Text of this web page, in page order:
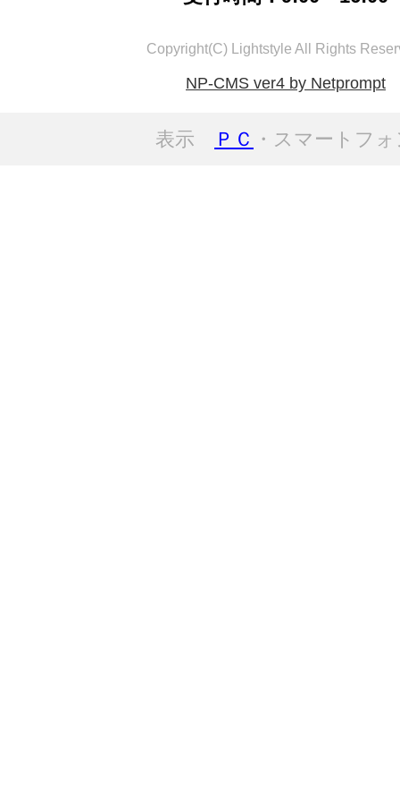
Copyright(C) Lightstyle All Rights
NP-CMS ver4 by Netprompt
表示 ＰＣ ・スマートフ